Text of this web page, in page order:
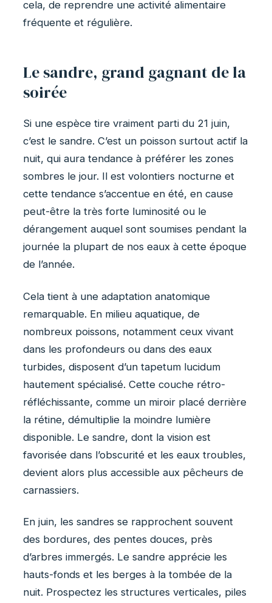
cela, de reprendre une activité alimentaire
fréquente et régulière.
Le sandre, grand gagnant de la
soirée
Si une espèce tire vraiment parti du 21 juin,
c’est le sandre. C’est un poisson surtout actif la
nuit, qui aura tendance à préférer les zones
sombres le jour. Il est volontiers nocturne et
cette tendance s’accentue en été, en cause
peut-être la très forte luminosité ou le
dérangement auquel sont soumises pendant la
journée la plupart de nos eaux à cette époque
de l’année.
Cela tient à une adaptation anatomique
remarquable. En milieu aquatique, de
nombreux poissons, notamment ceux vivant
dans les profondeurs ou dans des eaux
turbides, disposent d’un tapetum lucidum
hautement spécialisé. Cette couche rétro-
réfléchissante, comme un miroir placé derrière
la rétine, démultiplie la moindre lumière
disponible. Le sandre, dont la vision est
favorisée dans l’obscurité et les eaux troubles,
devient alors plus accessible aux pêcheurs de
carnassiers.
En juin, les sandres se rapprochent souvent
des bordures, des pentes douces, près
d’arbres immergés. Le sandre apprécie les
hauts-fonds et les berges à la tombée de la
nuit. Prospectez les structures verticales, piles